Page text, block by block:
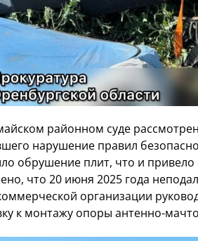
районном суде
нарушение правил
обрушение плит, что и
что 20 июня 2025 года
организации
к монтажу опоры антенно-